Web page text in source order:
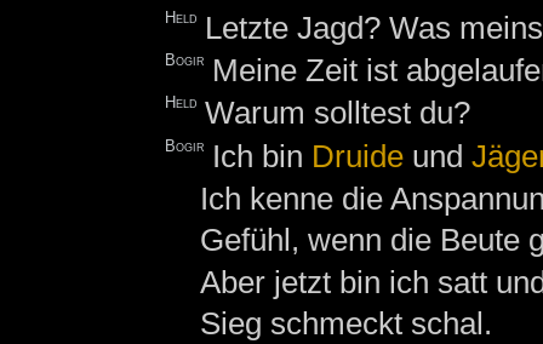
Held Letzte Jagd? Was
Bogir Meine Zeit ist
Held Warum solltest du?
Bogir Ich bin Druide und
Ich kenne die
Gefühl, wenn die Beute
Aber jetzt bin ich satt
Sieg schmeckt schal.